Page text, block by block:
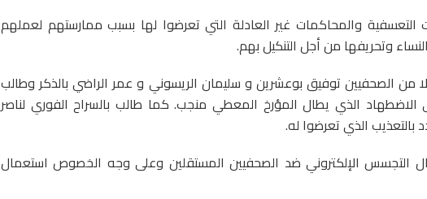
التعسفية والمحاكمات غير العادلة التي تعرضوا لها بسبب ممارستهم لعملهم
وتحريفها من أجل التنكيل بهم.
من الصحفيين توفيق بوعشرين و سليمان الريسوني و عمر الراضي بالذكر وطالب
الاضطهاد الذي يطال المؤرخ المعطي منجب. كما طالب بالسراح الفوري لناصر
بالتعذيب الذي تعرضوا له.
التجسس الإلكتروني ضد الصحفيين المستقلين وعلى وجه الخصوص استعمال